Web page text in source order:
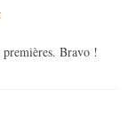
premières. Bravo !